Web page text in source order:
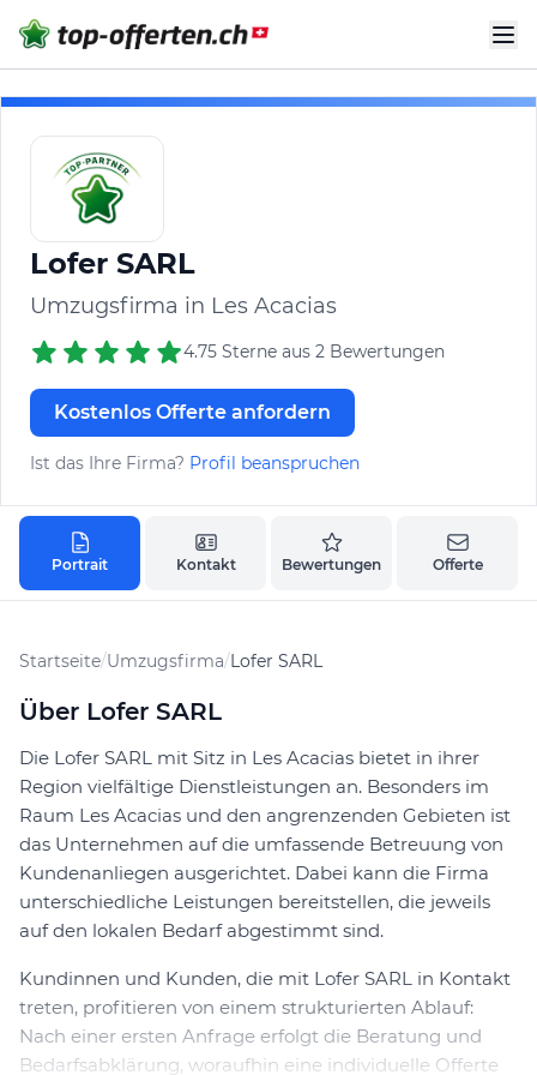
Lofer SARL
Umzugsfirma in Les Acacias
4.75 Sterne aus 2 Bewertungen
Kostenlos Offerte anfordern
Ist das Ihre Firma? Profil beanspruchen
Portrait Kontakt Bewertungen Offerte
Startseite/Umzugsfirma/Lofer SARL
Über Lofer SARL
Die Lofer SARL mit Sitz in Les Acacias bietet in ihrer
Region vielfältige Dienstleistungen an. Besonders im
Raum Les Acacias und den angrenzenden Gebieten ist
das Unternehmen auf die umfassende Betreuung von
Kundenanliegen ausgerichtet. Dabei kann die Firma
unterschiedliche Leistungen bereitstellen, die jeweils
auf den lokalen Bedarf abgestimmt sind.
Kundinnen und Kunden, die mit Lofer SARL in Kontakt
treten, profitieren von einem strukturierten Ablauf:
Nach einer ersten Anfrage erfolgt die Beratung und
Bedarfsabklärung, woraufhin eine individuelle Offerte